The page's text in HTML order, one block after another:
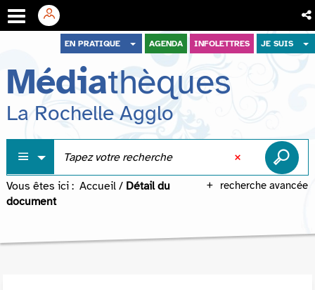
menu
contenu
recherche
EN PRATIQUE AGENDA INFOLETTRES JE SUIS
Médiathèques
La Rochelle Agglo
recherche avancée
Vous êtes ici : Accueil / Détail du
document